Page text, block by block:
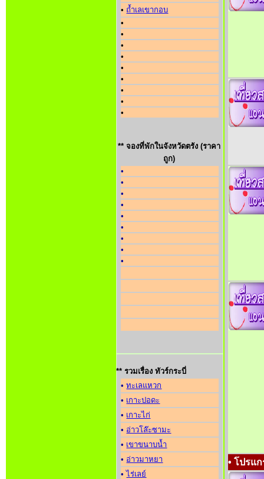
• ถ้ำเลเขากอบ
•
•
•
•
•
•
•
•
•
** จองที่พักในจังหวัดตรัง (ราคา
ถูก)
•
•
•
•
•
•
•
•
•
** รวมเรื่อง ทัวร์กระบี่
•ทะเลแหวก
• เกาะปอดะ
• เกาะไก่
• อ่าวโล๊ะซามะ
• เขาขนาบน้ำ
• อ่าวมาหยา
• ไร่เลย์
• โปรแ